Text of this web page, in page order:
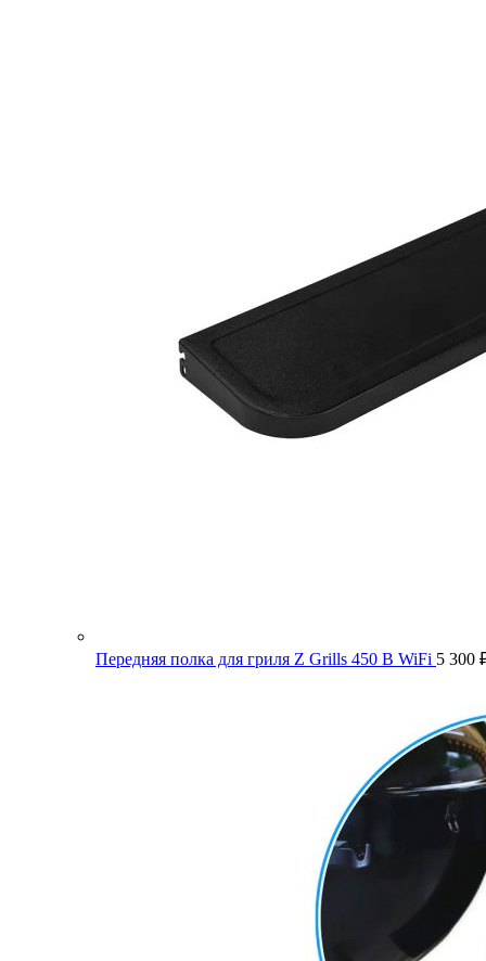
Передняя полка для гриля Z Grills 450 B WiFi 5 300